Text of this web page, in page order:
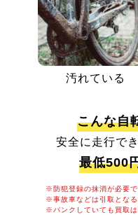
汚れている
こんな自
安全に走行で
最低500
※防犯登録の抹消が必要で
※事故車などは引取となる
※パンクしていても買取は